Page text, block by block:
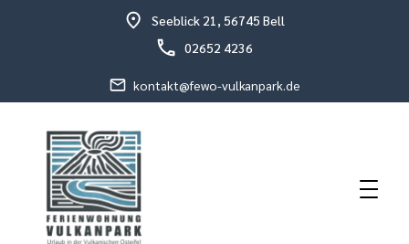
Seeblick 21, 56745 Bell
02652 4236
kontakt@fewo-vulkanpark.de